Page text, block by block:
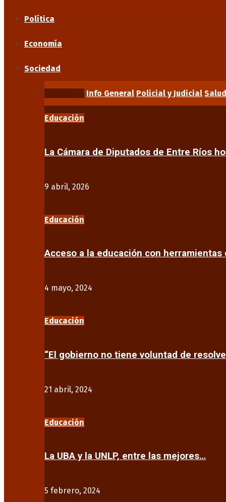
Política
Economía
Sociedad
Info General Policial y Judicial Salud
Educación
La Cámara de Diputados de Entre Ríos
9 abril, 2026
Educación
Acceso a la educación con
4 mayo, 2024
Educación
“El gobierno no tiene voluntad de
21 abril, 2024
Educación
La UBA y la UNLP, entre las mejores…
5 febrero, 2024